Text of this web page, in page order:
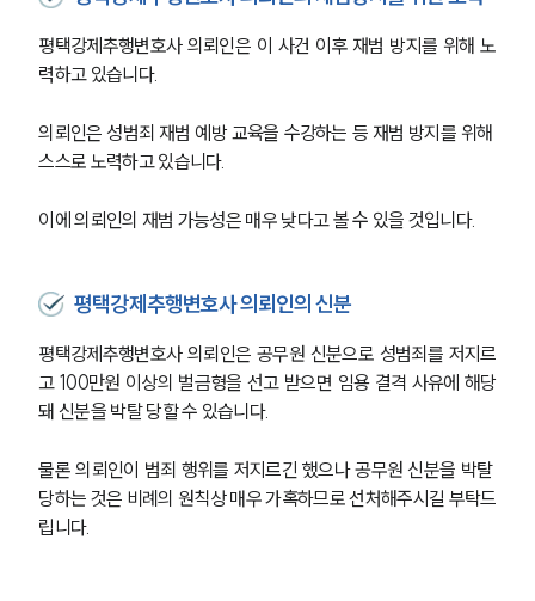
평택강제추행변호사 의뢰인은 이 사건 이후 재범 방지를 위해 노
력하고 있습니다.
의뢰인은 성범죄 재범 예방 교육을 수강하는 등 재범 방지를 위해
스스로 노력하고 있습니다.
이에 의뢰인의 재범 가능성은 매우 낮다고 볼 수 있을 것입니다.
평택강제추행변호사 의뢰인의 신분
평택강제추행변호사 의뢰인은 공무원 신분으로 성범죄를 저지르
고 100만원 이상의 벌금형을 선고 받으면 임용 결격 사유에 해당
돼 신분을 박탈 당할 수 있습니다.
물론 의뢰인이 범죄 행위를 저지르긴 했으나 공무원 신분을 박탈
당하는 것은 비례의 원칙상 매우 가혹하므로 선처해주시길 부탁드
립니다.